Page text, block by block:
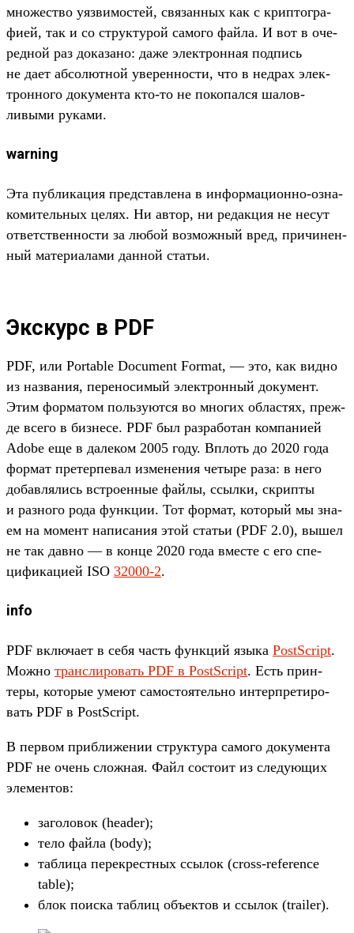
мно­жес­тво уяз­вимос­тей, свя­зан­ных как с крип­тогра­
фией, так и со струк­турой самого фай­ла. И вот в оче­
ред­ной раз доказа­но: даже элек­трон­ная под­пись
не дает абсо­лют­ной уве­рен­ности, что в нед­рах элек­
трон­ного докумен­та кто‑то не покопал­ся шалов­
ливыми руками.
warning
Эта пуб­ликация пред­став­лена в информа­цион­но‑озна­
коми­тель­ных целях. Ни автор, ни редак­ция не несут
ответс­твен­ности за любой воз­можный вред, при­чинен­
ный матери­ала­ми дан­ной статьи.
Экскурс в PDF
PDF, или Portable Document Format, — это, как вид­но
из наз­вания, перено­симый элек­трон­ный документ.
Этим фор­матом поль­зуют­ся во мно­гих областях, преж­
де все­го в биз­несе. PDF был раз­работан ком­пани­ей
Adobe еще в далеком 2005 году. Вплоть до 2020 года
фор­мат пре­тер­певал изме­нения четыре раза: в него
добав­лялись встро­енные фай­лы, ссыл­ки, скрип­ты
и раз­ного рода фун­кции. Тот фор­мат, который мы зна­
ем на момент написа­ния этой статьи (PDF 2.0), вышел
не так дав­но — в кон­це 2020 года вмес­те с его спе­
цифи­каци­ей ISO 32000-2.
info
PDF вклю­чает в себя часть фун­кций язы­ка PostScript.
Мож­но тран­сли­ровать PDF в PostScript. Есть прин­
теры, которые уме­ют самос­тоятель­но интер­пре­тиро­
вать PDF в PostScript.
В пер­вом приб­лижении струк­тура самого докумен­та
PDF не очень слож­ная. Файл сос­тоит из сле­дующих
эле­мен­тов:
за­голо­вок (header);
те­ло фай­ла (body);
таб­лица перек­рес­тных ссы­лок (cross-reference
table);
блок поис­ка таб­лиц объ­ектов и ссы­лок (trailer).